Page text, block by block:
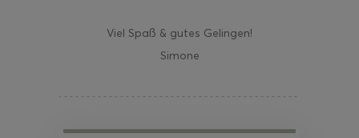
Viel Spaß & gutes Gelingen!
Simone